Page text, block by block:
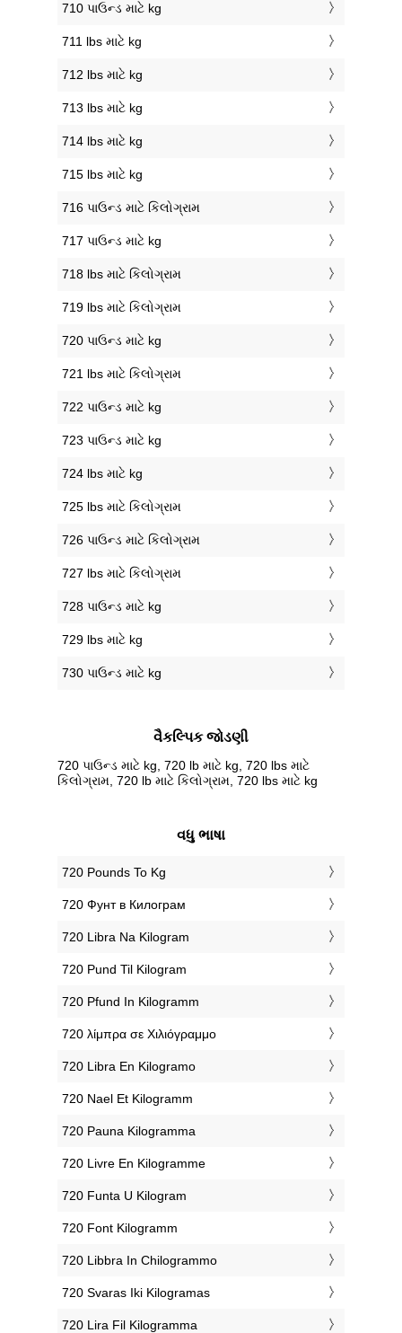
710 પાઉન્ડ માટે kg
711 lbs માટે kg
712 lbs માટે kg
713 lbs માટે kg
714 lbs માટે kg
715 lbs માટે kg
716 પાઉન્ડ માટે કિલોગ્રામ
717 પાઉન્ડ માટે kg
718 lbs માટે કિલોગ્રામ
719 lbs માટે કિલોગ્રામ
720 પાઉન્ડ માટે kg
721 lbs માટે કિલોગ્રામ
722 પાઉન્ડ માટે kg
723 પાઉન્ડ માટે kg
724 lbs માટે kg
725 lbs માટે કિલોગ્રામ
726 પાઉન્ડ માટે કિલોગ્રામ
727 lbs માટે કિલોગ્રામ
728 પાઉન્ડ માટે kg
729 lbs માટે kg
730 પાઉન્ડ માટે kg
વૈકલ્પિક જોડણી
720 પાઉન્ડ માટે kg, 720 lb માટે kg, 720 lbs માટે
કિલોગ્રામ, 720 lb માટે કિલોગ્રામ, 720 lbs માટે kg
વધુ ભાષા
‎720 Pounds To Kg
‎720 Фунт в Килограм
‎720 Libra Na Kilogram
‎720 Pund Til Kilogram
‎720 Pfund In Kilogramm
‎720 λίμπρα σε Χιλιόγραμμο
‎720 Libra En Kilogramo
‎720 Nael Et Kilogramm
‎720 Pauna Kilogramma
‎720 Livre En Kilogramme
‎720 Funta U Kilogram
‎720 Font Kilogramm
‎720 Libbra In Chilogrammo
‎720 Svaras Iki Kilogramas
‎720 Lira Fil Kilogramma